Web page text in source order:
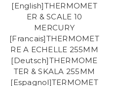
[English]THERMOMET
ER & SCALE 10
MERCURY
[Francais]THERMOMET
RE A ECHELLE 255MM
[Deutsch]THERMOME
TER & SKALA 255MM
[Espagnol]TERMOMET